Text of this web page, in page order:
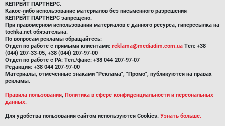
КЕПРЕЙТ ПАРТНЕРС.
Какое-либо использование материалов без письменного разрешения
КЕПРЕЙТ ПАРТНЕРС запрещено.
При правомерном использовании материалов с данного ресурса, гиперссылка на
tochka.net обязательна.
По вопросам рекламы обращайтесь:
Отдел по работе с прямыми клиентами: reklama@mediadim.com.ua Тел: +38
(044) 207-33-05, +38 (044) 207-97-00
Отдел по работе с РА: Тел./факс: +38 044 207-97-07
Редакция: +38 044 207-97-00
Материалы, отмеченные знаками "Реклама", "Промо", публикуются на правах
рекламы.
Правила пользования, Политика в сфере конфиденциальности и персональных
данных.
Для удобства пользования сайтом используются Cookies. Узнать больше.